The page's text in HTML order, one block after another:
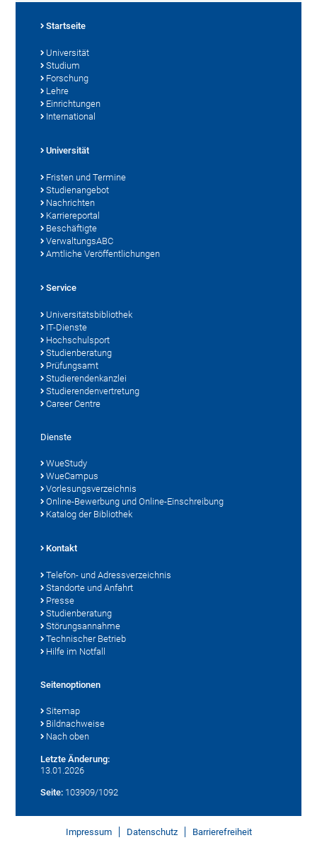
Startseite
Universität
Studium
Forschung
Lehre
Einrichtungen
International
Universität
Fristen und Termine
Studienangebot
Nachrichten
Karriereportal
Beschäftigte
VerwaltungsABC
Amtliche Veröffentlichungen
Service
Universitätsbibliothek
IT-Dienste
Hochschulsport
Studienberatung
Prüfungsamt
Studierendenkanzlei
Studierendenvertretung
Career Centre
Dienste
WueStudy
WueCampus
Vorlesungsverzeichnis
Online-Bewerbung und Online-Einschreibung
Katalog der Bibliothek
Kontakt
Telefon- und Adressverzeichnis
Standorte und Anfahrt
Presse
Studienberatung
Störungsannahme
Technischer Betrieb
Hilfe im Notfall
Seitenoptionen
Sitemap
Bildnachweise
Nach oben
Letzte Änderung:
13.01.2026
Seite: 103909/1092
Impressum Datenschutz Barrierefreiheit